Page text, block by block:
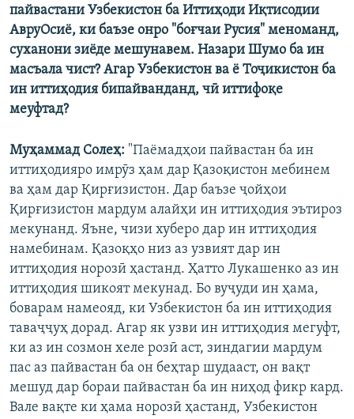
пайвастани Узбекистон ба Иттиҳоди Иқтисодии
АвруОсиё, ки баъзе онро "боғчаи Русия" меноманд,
суханони зиёде мешунавем. Назари Шумо ба ин
масъала чист? Агар Узбекистон ва ё Тоҷикистон ба
ин иттиҳодия бипайванданд, чӣ иттифоқе
меуфтад?
Муҳаммад Солеҳ: "Паёмадҳои пайвастан ба ин
иттиҳодияро имрӯз ҳам дар Қазоқистон мебинем
ва ҳам дар Қирғизистон. Дар баъзе ҷойҳои
Қирғизистон мардум алайҳи ин иттиҳодия эътироз
мекунанд. Яъне, чизи хуберо дар ин иттиҳодия
намебинам. Қазоқҳо низ аз узвият дар ин
иттиҳодия норозӣ ҳастанд. Ҳатто Лукашенко аз ин
иттиҳодия шикоят мекунад. Бо вуҷуди ин ҳама,
боварам намеояд, ки Узбекистон ба ин иттиҳодия
таваҷҷуҳ дорад. Агар як узви ин иттиҳодия мегуфт,
ки аз ин созмон хеле розӣ аст, зиндагии мардум
пас аз пайвастан ба он беҳтар шудааст, он вақт
мешуд дар бораи пайвастан ба ин ниҳод фикр кард.
Вале вақте ки ҳама норозӣ ҳастанд, Узбекистон